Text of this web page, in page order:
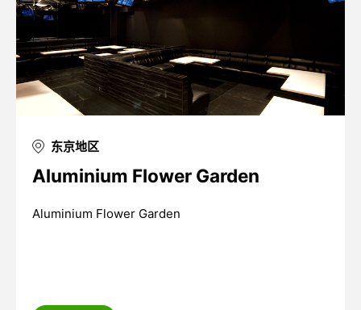
东京地区
Aluminium Flower Garden
Aluminium Flower Garden